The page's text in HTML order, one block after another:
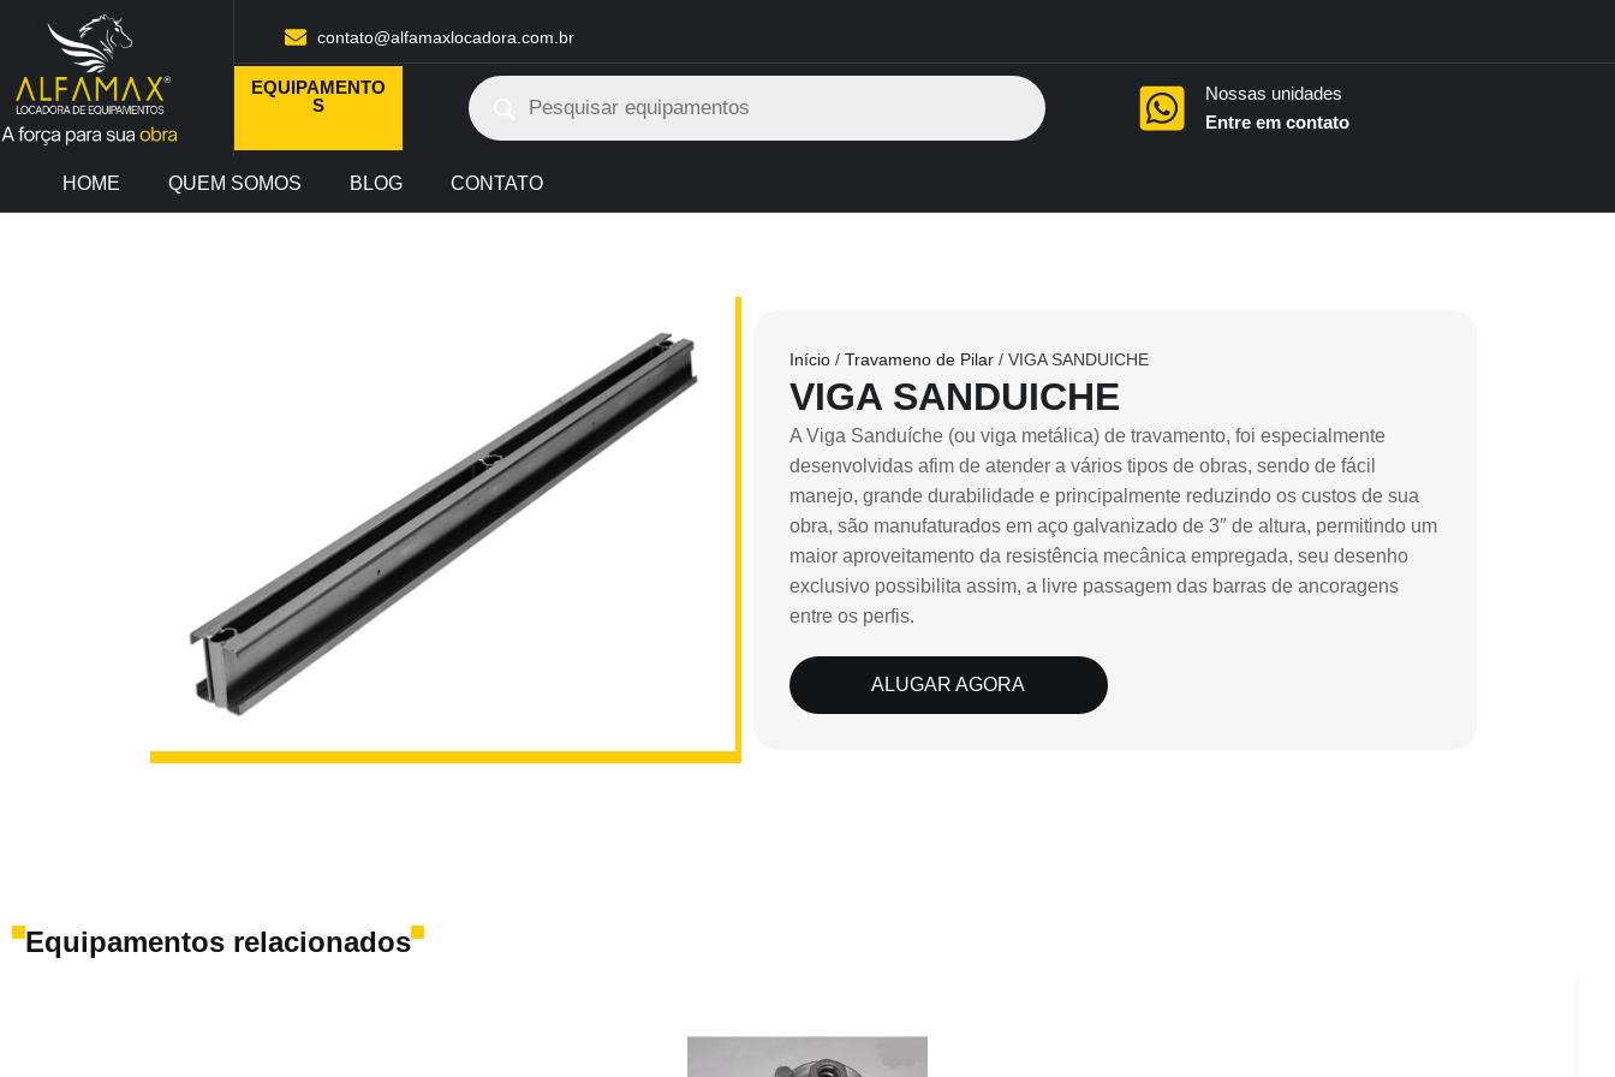
contato@alfamaxlocadora.com.br
Nossas unidades
Entre em contato
EQUIPAMENTO
S
HOME QUEM SOMOS BLOG CONTATO
VIGA SANDUICHE
A Viga Sanduíche (ou viga metálica) de travamento, foi especialmente
desenvolvidas afim de atender a vários tipos de obras, sendo de fácil
manejo, grande durabilidade e principalmente reduzindo os custos de sua
obra, são manufaturados em aço galvanizado de 3″ de altura, permitindo um
maior aproveitamento da resistência mecânica empregada, seu desenho
exclusivo possibilita assim, a livre passagem das barras de ancoragens
entre os perfis.
Início /Travameno de Pilar / VIGA SANDUICHE
ALUGAR AGORA
Equipamentos relacionados